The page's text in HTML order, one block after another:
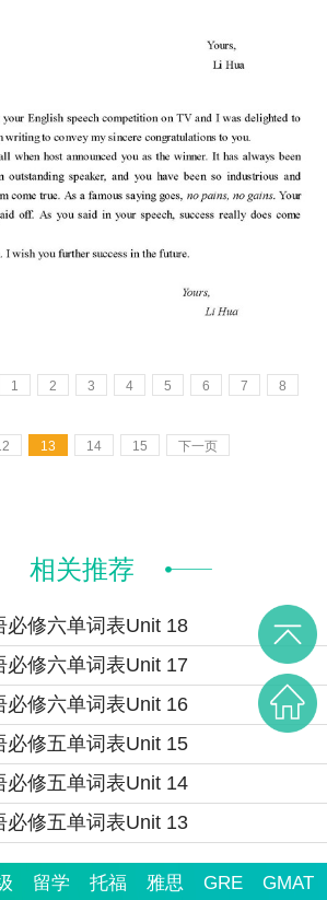
1 2 3 4 5 6 7 8
13 14 15 下一页
相关推荐
必修六单词表Unit 18
必修六单词表Unit 17
必修六单词表Unit 16
必修五单词表Unit 15
必修五单词表Unit 14
必修五单词表Unit 13
留学 托福 雅思 GRE
GMAT